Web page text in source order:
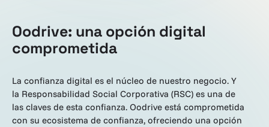
Oodrive: una opción digital
comprometida
La confianza digital es el núcleo de nuestro negocio. Y
la Responsabilidad Social Corporativa (RSC) es una de
las claves de esta confianza. Oodrive está comprometida
con su ecosistema de confianza, ofreciendo una opción